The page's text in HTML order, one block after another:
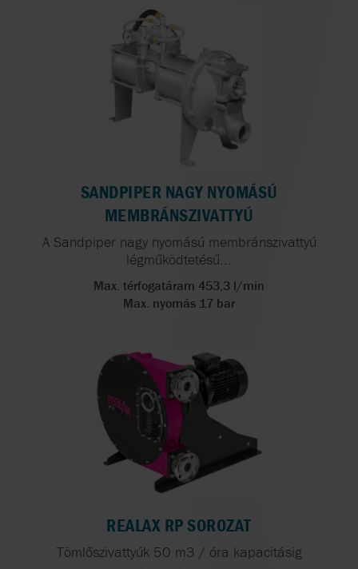
SANDPIPER NAGY NYOMÁSÚ
MEMBRÁNSZIVATTYÚ
A Sandpiper nagy nyomású membránszivattyú
légműködtetésű...
Max. térfogatáram 453,3 l/min
Max. nyomás 17 bar
REALAX RP SOROZAT
Tömlőszivattyúk 50 m3 / óra kapacitásig